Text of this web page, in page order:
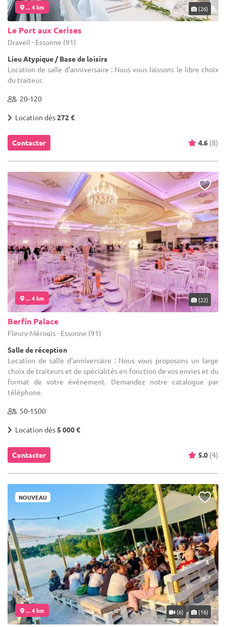
... 4 km (26)
Le Port aux Cerises
Draveil - Essonne (91)
Lieu Atypique / Base de loisirs
Location de salle d'anniversaire : Nous vous laissons le libre choix
du traiteur.
20-120
Location dès272 €
Contacter 4.6 (8)
... 4 km (22)
Berfin Palace
Fleury-Mérogis - Essonne (91)
Salle de réception
Location de salle d'anniversaire : Nous vous proposons un large
choix de traiteurs et de spécialités en fonction de vos envies et du
format de votre événement. Demandez notre catalogue par
téléphone.
50-1500
Location dès5 000 €
Contacter 5.0 (4)
NOUVEAU
... 4 km (6) (16)